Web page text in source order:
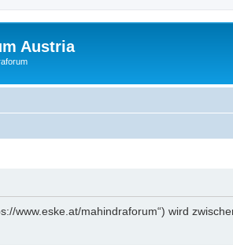
Austria
www.eske.at/mahindraforum“) wird